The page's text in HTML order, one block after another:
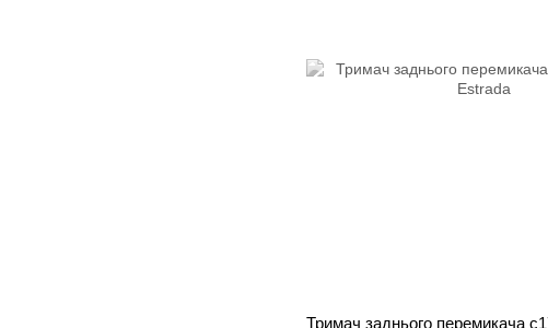
Тримач заднього перемикача